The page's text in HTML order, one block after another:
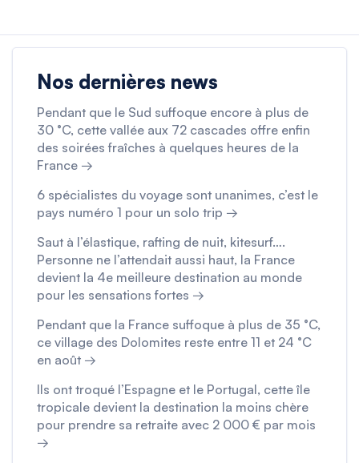
Nos dernières news
Pendant que le Sud suffoque encore à plus de
30 °C, cette vallée aux 72 cascades offre enfin
des soirées fraîches à quelques heures de la
France →
6 spécialistes du voyage sont unanimes, c’est le
pays numéro 1 pour un solo trip →
Saut à l’élastique, rafting de nuit, kitesurf….
Personne ne l’attendait aussi haut, la France
devient la 4e meilleure destination au monde
pour les sensations fortes →
Pendant que la France suffoque à plus de 35 °C,
ce village des Dolomites reste entre 11 et 24 °C
en août →
Ils ont troqué l’Espagne et le Portugal, cette île
tropicale devient la destination la moins chère
pour prendre sa retraite avec 2 000 € par mois
→